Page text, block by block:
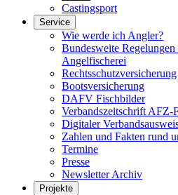
Castingsport
Service
Wie werde ich Angler?
Bundesweite
Angelfischerei
Rechtsschutzversicherung
Bootsversicherung
DAFV Fischbilder
Verbandszeitschrift AFZ-
Digitaler
Zahlen und Fakten rund
Termine
Presse
Newsletter Archiv
Projekte